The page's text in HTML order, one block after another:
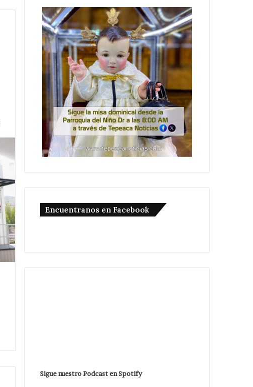
Encuentranos en Facebook
Sigue nuestro Podcast en Spotify